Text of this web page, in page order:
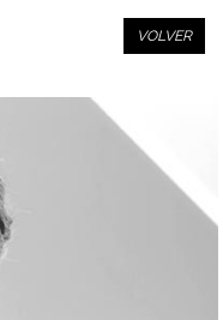
VOLVER